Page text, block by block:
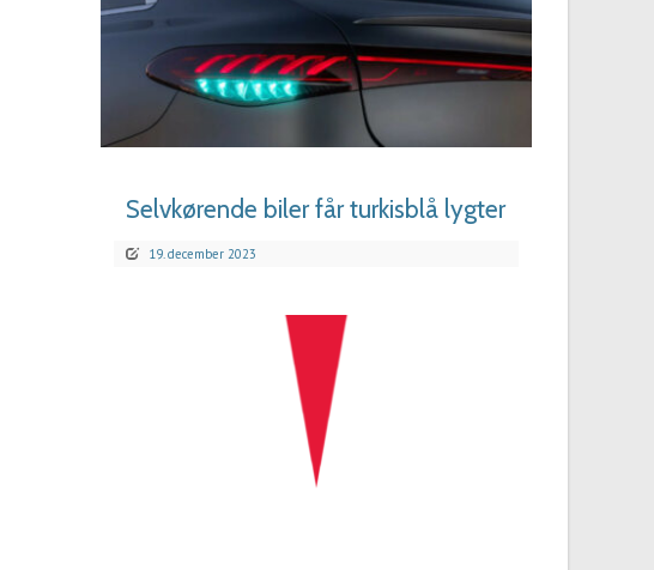
Selvkørende biler får turkisblå lygter
19. december 2023